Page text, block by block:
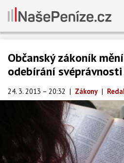
Občanský zákoník
odebírání svéprávnosti
24. 3. 2013 – 20:32 | Zákony |